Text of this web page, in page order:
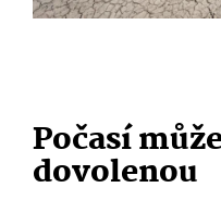
Počasí
dovolenou